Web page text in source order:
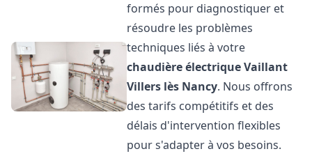
formés pour diagnostiquer et
résoudre les problèmes
techniques liés à votre
chaudière électrique Vaillant
Villers lès Nancy. Nous offrons
des tarifs compétitifs et des
délais d'intervention flexibles
pour s'adapter à vos besoins.